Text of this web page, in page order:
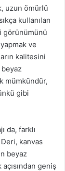
uzun ömürlü
kullanılan
görünümünü
ve
kalitesini
beyaz
mümkündür,
gibi
da, farklı
kanvas
beyaz
geniş